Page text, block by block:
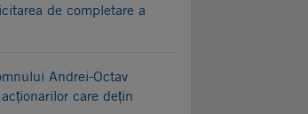
de completare a
Andrei-Octav
care dețin